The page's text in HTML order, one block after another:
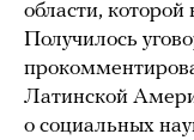
области, которой
Получилось
Латинской
о социальных